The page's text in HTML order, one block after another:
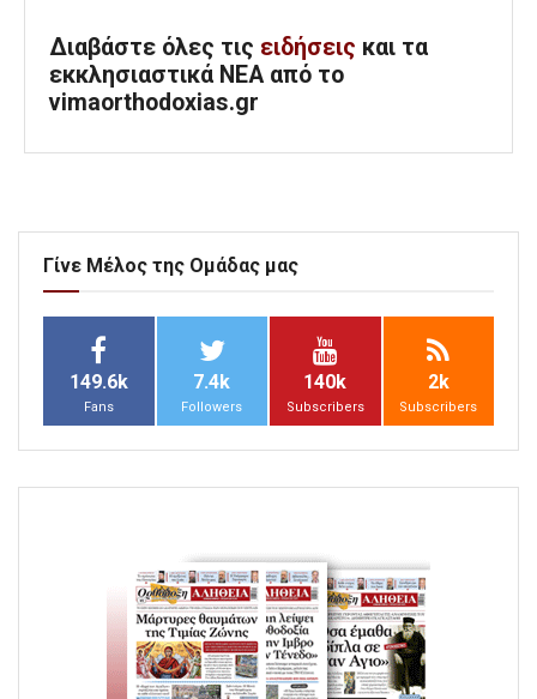
Διαβάστε όλες τις ειδήσεις και τα
εκκλησιαστικά ΝΕΑ από το
vimaorthodoxias.gr
Γίνε Μέλος της Ομάδας μας
149.6k
Fans
7.4k
Followers
140k
Subscribers
2k
Subscribers